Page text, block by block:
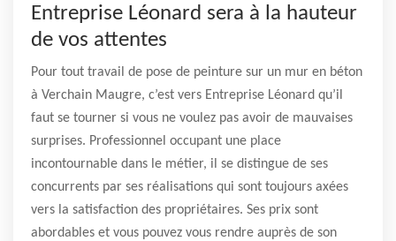
Entreprise Léonard sera à la hauteur
de vos attentes
Pour tout travail de pose de peinture sur un mur en béton
à Verchain Maugre, c’est vers Entreprise Léonard qu’il
faut se tourner si vous ne voulez pas avoir de mauvaises
surprises. Professionnel occupant une place
incontournable dans le métier, il se distingue de ses
concurrents par ses réalisations qui sont toujours axées
vers la satisfaction des propriétaires. Ses prix sont
abordables et vous pouvez vous rendre auprès de son